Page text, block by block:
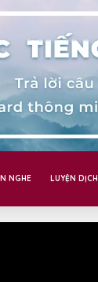
NGHE LUYỆN DỊCH